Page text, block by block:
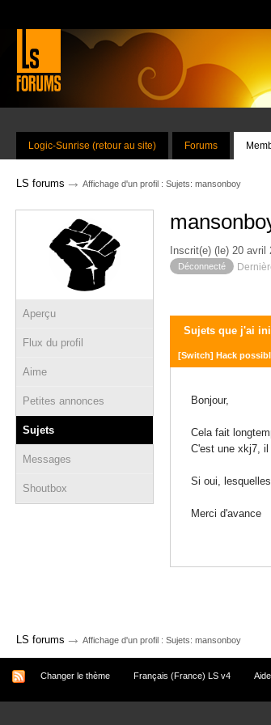
Logic-Sunrise (retour au site) Forums
LS forums → Affichage d'un profil : Sujets: mansonboy
Aperçu
Flux du profil
Aime
Petites annonces
Sujets
Messages
Shoutbox
Inscrit(e) (le) 20 avril
Déconnecté
Sujets que j'ai
[Switch] Hack
Bonjour,
Cela fait
C'est une xkj7,
Si oui,
Merci d'avance
LS forums → Affichage d'un profil : Sujets: mansonboy
Changer le thème Français (France) LS v4 Aide